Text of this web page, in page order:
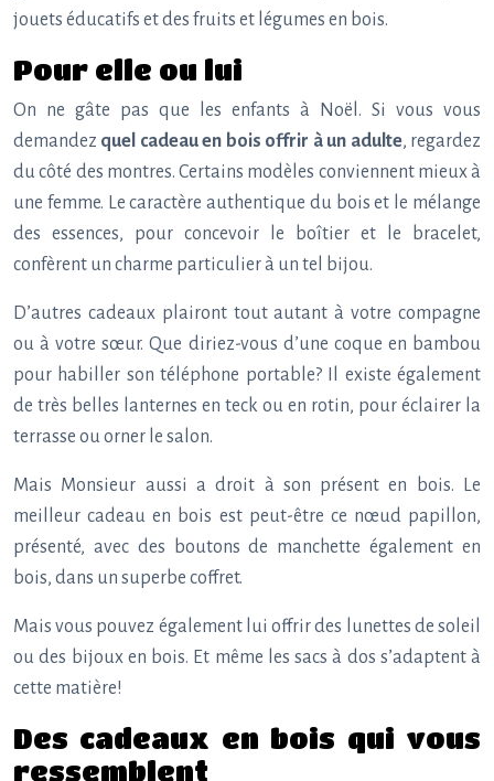
jouets éducatifs et des fruits et légumes en bois.
Pour elle ou lui
On ne gâte pas que les enfants à Noël. Si vous vous
demandez quel cadeau en bois offrir à un adulte, regardez
du côté des montres. Certains modèles conviennent mieux à
une femme. Le caractère authentique du bois et le mélange
des essences, pour concevoir le boîtier et le bracelet,
confèrent un charme particulier à un tel bijou.
D’autres cadeaux plairont tout autant à votre compagne
ou à votre sœur. Que diriez-vous d’une coque en bambou
pour habiller son téléphone portable? Il existe également
de très belles lanternes en teck ou en rotin, pour éclairer la
terrasse ou orner le salon.
Mais Monsieur aussi a droit à son présent en bois. Le
meilleur cadeau en bois est peut-être ce nœud papillon,
présenté, avec des boutons de manchette également en
bois, dans un superbe coffret.
Mais vous pouvez également lui offrir des lunettes de soleil
ou des bijoux en bois. Et même les sacs à dos s’adaptent à
cette matière!
Des cadeaux en bois qui vous
ressemblent